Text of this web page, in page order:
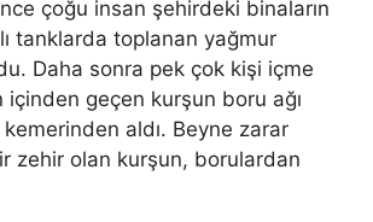
çoğu insan şehirdeki binaların
tanklarda toplanan yağmur
Daha sonra pek çok kişi içme
içinden geçen kurşun boru ağı
kemerinden aldı. Beyne zarar
zehir olan kurşun, borulardan